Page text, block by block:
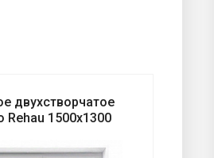
двухстворчатое
Rehau 1500x1300